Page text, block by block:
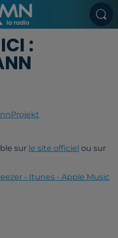
:
sur le site officiel ou sur
- Itunes - Apple Music